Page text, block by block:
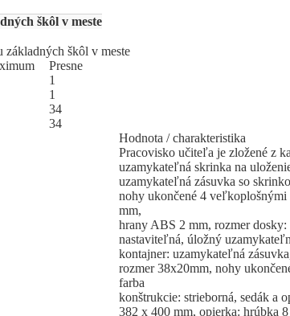
škôl v meste
základných škôl v meste
­xi­mum Pres­ne
1
1
34
34
Hodnota / charakteristika
Pracovisko učiteľa je zložené z
uzamykateľná skrinka na
uzamykateľná zásuvka so
nohy ukončené 4 veľkoplošnými
mm,
hrany ABS 2 mm, rozmer
nastaviteľná, úložný
kontajner: uzamykateľná
rozmer 38x20mm, nohy
farba
konštrukcie: strieborná, sedák a
382 x 400 mm, opierka: hrúbka